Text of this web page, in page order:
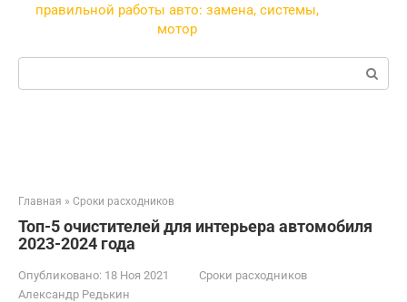
правильной работы авто: замена, системы,
мотор
Поиск:
Главная » Сроки расходников
Топ-5 очистителей для интерьера автомобиля
2023-2024 года
Опубликовано: 18 Ноя 2021
Сроки расходников
Александр Редькин